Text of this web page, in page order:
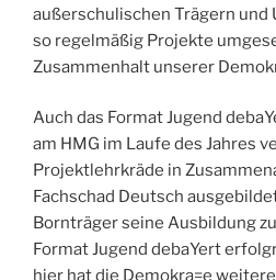
außerschulischen Trägern
so regelmäßig Projekte
Zusammenhalt unserer
Auch das Format Jugend
am HMG im Laufe des Jahres
Projektlehrkräde in
Fachschad Deutsch
Bornträger seine Ausbildung
Format Jugend debaYert
hier hat die Demokra=e